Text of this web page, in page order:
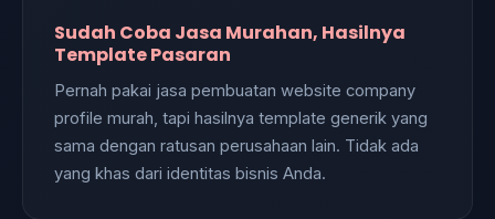
Sudah Coba Jasa Murahan, Hasilnya
Template Pasaran
Pernah pakai jasa pembuatan website company
profile murah, tapi hasilnya template generik yang
sama dengan ratusan perusahaan lain. Tidak ada
yang khas dari identitas bisnis Anda.